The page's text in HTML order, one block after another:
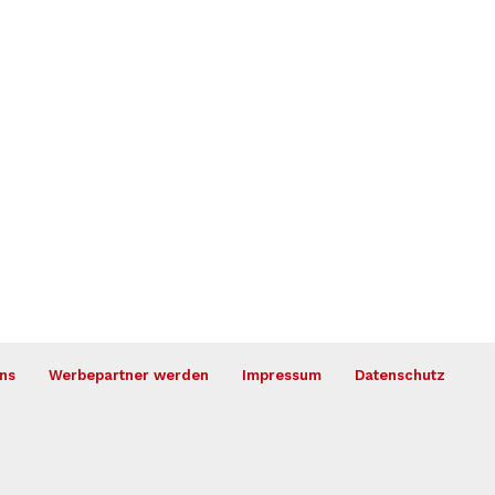
Werbepartner werden Impressum Datenschutz